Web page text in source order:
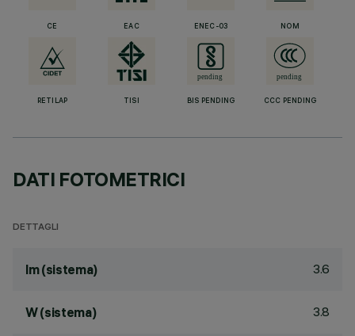
CE EAC ENEC-03 NOM
RETILAP TISI BIS PENDING CCC PENDING
DATI FOTOMETRICI
DETTAGLI
lm (sistema) 3.6
W (sistema) 3.8